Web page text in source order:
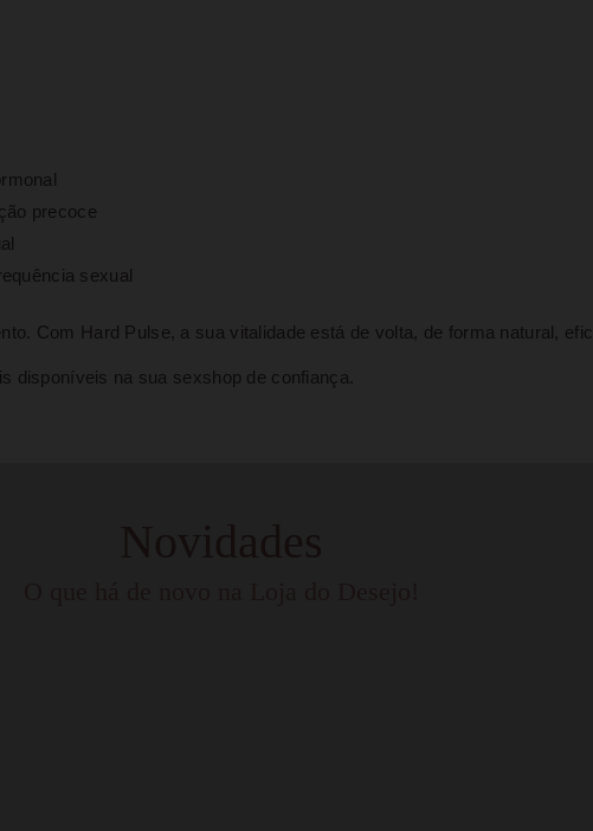
precoce
sexual
Com Hard Pulse, a sua vitalidade está de volta, de forma natural,
disponíveis na sua sexshop de confiança.